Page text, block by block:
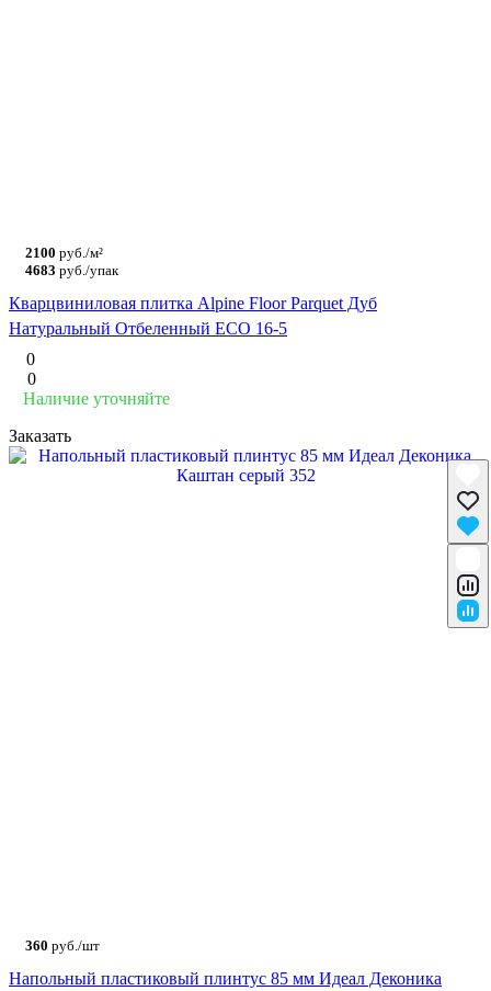
2100 руб./м²
4683 руб./упак
Кварцвиниловая плитка Alpine Floor Parquet Дуб
Натуральный Отбеленный ECO 16-5
0
0
Наличие уточняйте
Заказать
360 руб./шт
Напольный пластиковый плинтус 85 мм Идеал Деконика